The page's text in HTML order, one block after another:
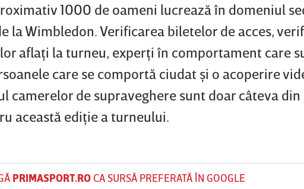
1000 de oameni lucrează în domeniul
la Wimbledon. Verificarea biletelor de acces,
aflaţi la turneu, experţi în comportament care
care se comportă ciudat şi o acoperire
camerelor de supraveghere sunt doar câteva
această ediţie a turneului.
PRIMASPORT.ROCA SURSĂ PREFERATĂ ÎN GOOGLE